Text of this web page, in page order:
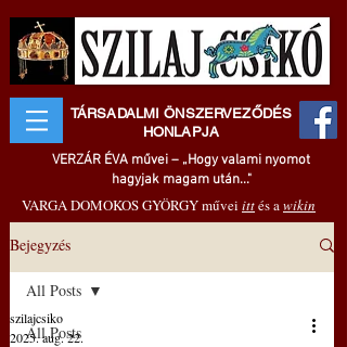
TÁRSADALMI ÖNSZERVEZŐDÉS
HONLAPJA
VERZÁR ÉVA művei – „Hogy valami nyomot
hagyjak magam után..."
VARGA DOMOKOS GYÖRGY művei ittés awikin
Bejegyzés
All Posts
All Posts
szilajcsiko
2025. aug. 22.